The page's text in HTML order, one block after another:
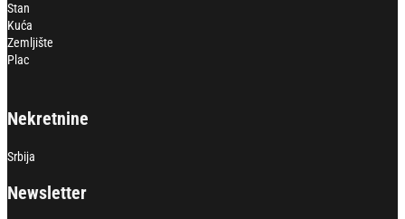
Stan
Kuća
Zemljište
Plac
Nekretnine
Srbija
Newsletter